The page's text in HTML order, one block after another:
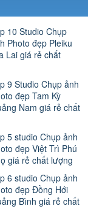
10 Studio Chụp
Photo đẹp Pleiku
Lai giá rẻ chất
9 Studio Chụp ảnh
đẹp Tam Kỳ
Nam giá rẻ chất
5 studio Chụp ảnh
đẹp Việt Trì Phú
giá rẻ chất lượng
6 studio Chụp ảnh
đẹp Đồng Hới
Bình giá rẻ chất